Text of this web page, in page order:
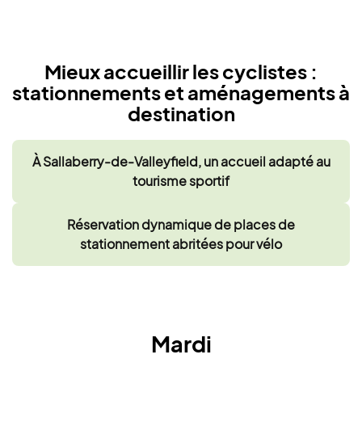
Mieux accueillir les cyclistes :
stationnements et aménagements à
destination
À Sallaberry-de-Valleyfield, un accueil adapté au
tourisme sportif
Réservation dynamique de places de
stationnement abritées pour vélo
Mardi